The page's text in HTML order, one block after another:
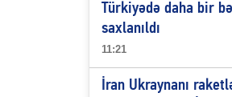
Türkiyədə daha bir
saxlanıldı
11:21
İran Ukraynanı